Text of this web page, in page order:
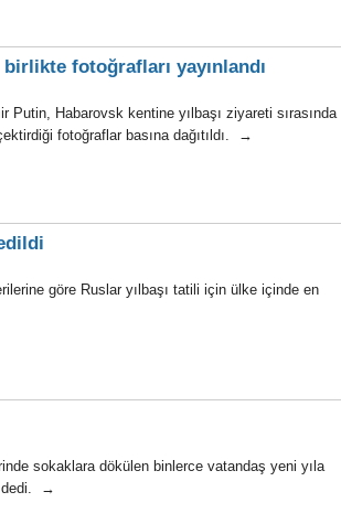
birlikte fotoğrafları yayınlandı
Putin, Habarovsk kentine yılbaşı ziyareti sırasında
fotoğraflar basına dağıtıldı. →
göre Ruslar yılbaşı tatili için ülke içinde en
sokaklara dökülen binlerce vatandaş yeni yıla
dedi. →